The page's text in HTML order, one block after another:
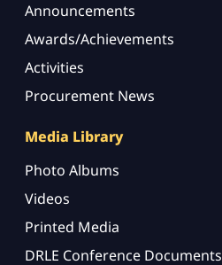
Announcements
Awards/Achievements
Activities
Procurement News
Media Library
Photo Albums
Videos
Printed Media
DRLE Conference Documents